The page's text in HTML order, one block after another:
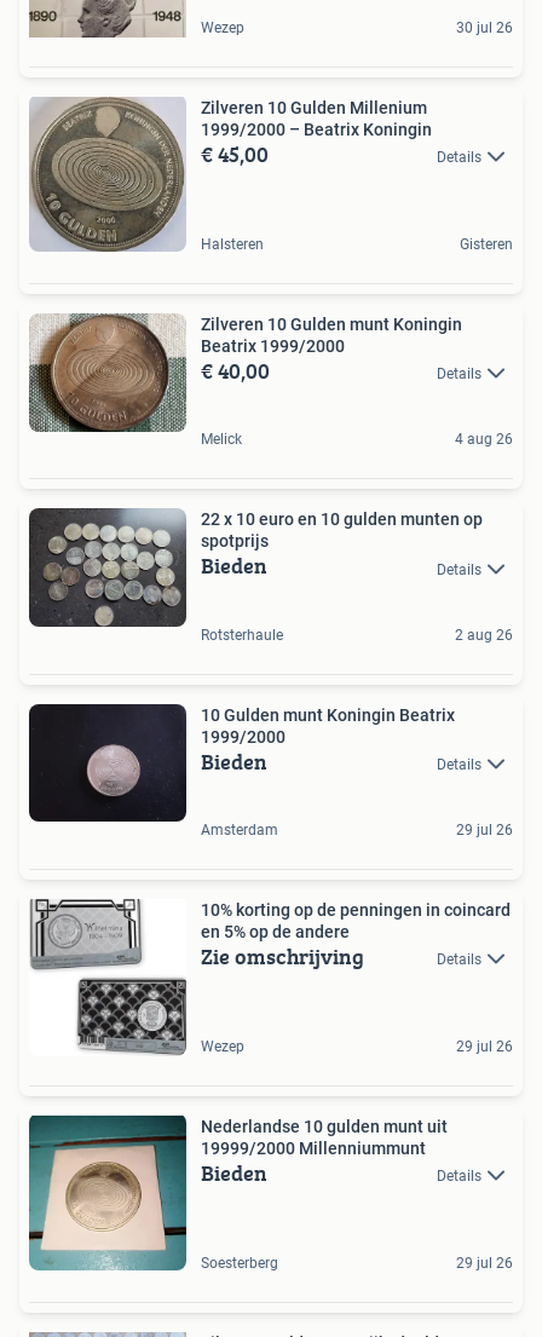
Wezep 30 jul 26
Zilveren 10 Gulden Millenium
1999/2000 – Beatrix Koningin
€ 45,00 Details
Halsteren Gisteren
Zilveren 10 Gulden munt Koningin
Beatrix 1999/2000
€ 40,00 Details
Melick 4 aug 26
22 x 10 euro en 10 gulden munten op
spotprijs
Bieden Details
Rotsterhaule 2 aug 26
10 Gulden munt Koningin Beatrix
1999/2000
Bieden Details
Amsterdam 29 jul 26
10% korting op de penningen in coincard
en 5% op de andere
Zie omschrijving Details
Wezep 29 jul 26
Nederlandse 10 gulden munt uit
19999/2000 Millenniummunt
Bieden Details
Soesterberg 29 jul 26